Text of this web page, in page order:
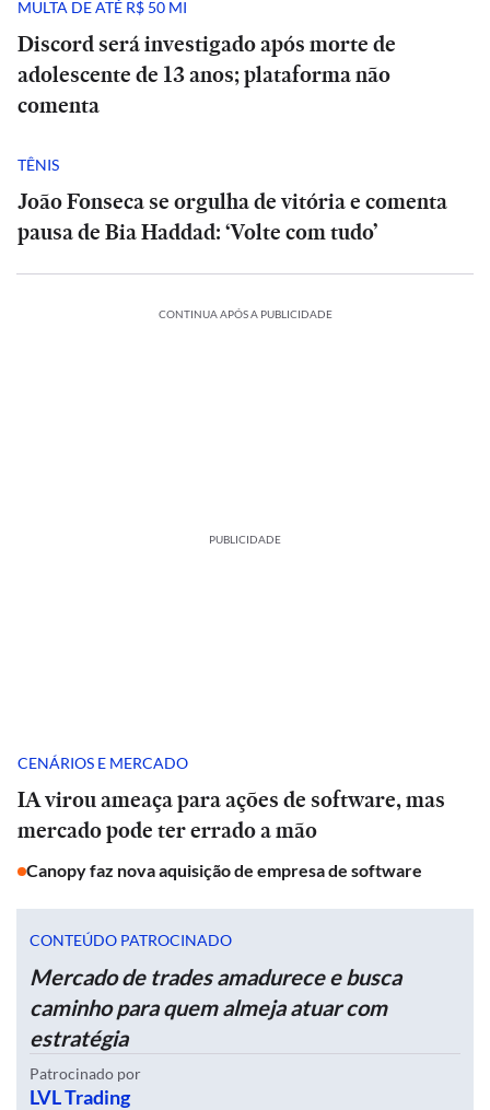
MULTA DE ATÉ R$ 50 MI
Discord será investigado após morte de
adolescente de 13 anos; plataforma não
comenta
TÊNIS
João Fonseca se orgulha de vitória e comenta
pausa de Bia Haddad: ‘Volte com tudo’
CONTINUA APÓS A PUBLICIDADE
PUBLICIDADE
CENÁRIOS E MERCADO
IA virou ameaça para ações de software, mas
mercado pode ter errado a mão
Canopy faz nova aquisição de empresa de software
CONTEÚDO PATROCINADO
Mercado de trades amadurece e busca
caminho para quem almeja atuar com
estratégia
Patrocinado por
LVL Trading